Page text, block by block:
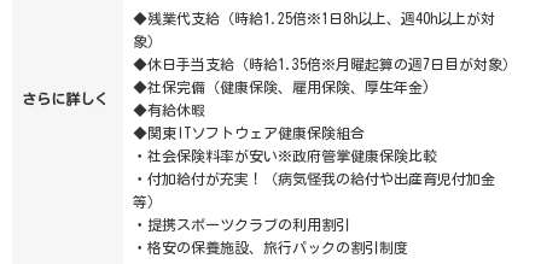
さらに詳しく
◆残業代支給（時給1.25倍※1日8h以上、週40h以上が対
象）
◆休日手当支給（時給1.35倍※月曜起算の週7日目が対象）
◆社保完備（健康保険、雇用保険、厚生年金)
◆有給休暇
◆関東ITソフトウェア健康保険組合
・社会保険料率が安い※政府管掌健康保険比較
・付加給付が充実！（病気怪我の給付や出産育児付加金
等）
・提携スポーツクラブの利用割引
・格安の保養施設、旅行パックの割引制度